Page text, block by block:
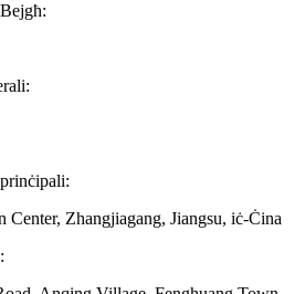
Zhangjiagang, Jiangsu, iċ-Ċina